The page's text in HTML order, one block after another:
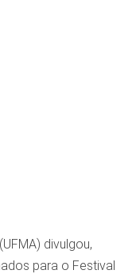
divulgou,
para o Festival